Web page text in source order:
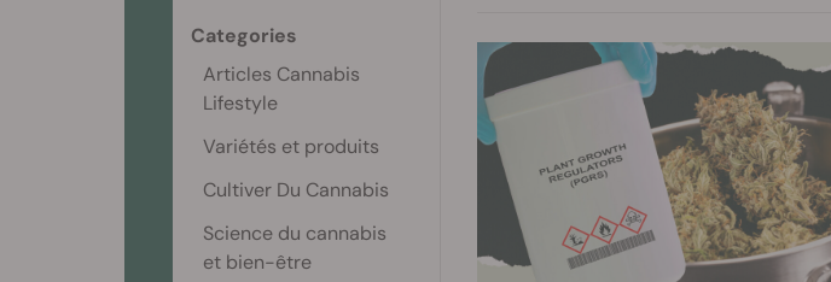
Categories
Articles Cannabis
Lifestyle
Variétés et produits
Cultiver Du Cannabis
Science du cannabis
et bien-être